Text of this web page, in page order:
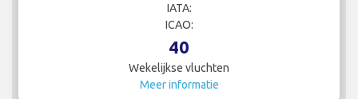
IATA:
ICAO:
40
Wekelijkse vluchten
Meer informatie